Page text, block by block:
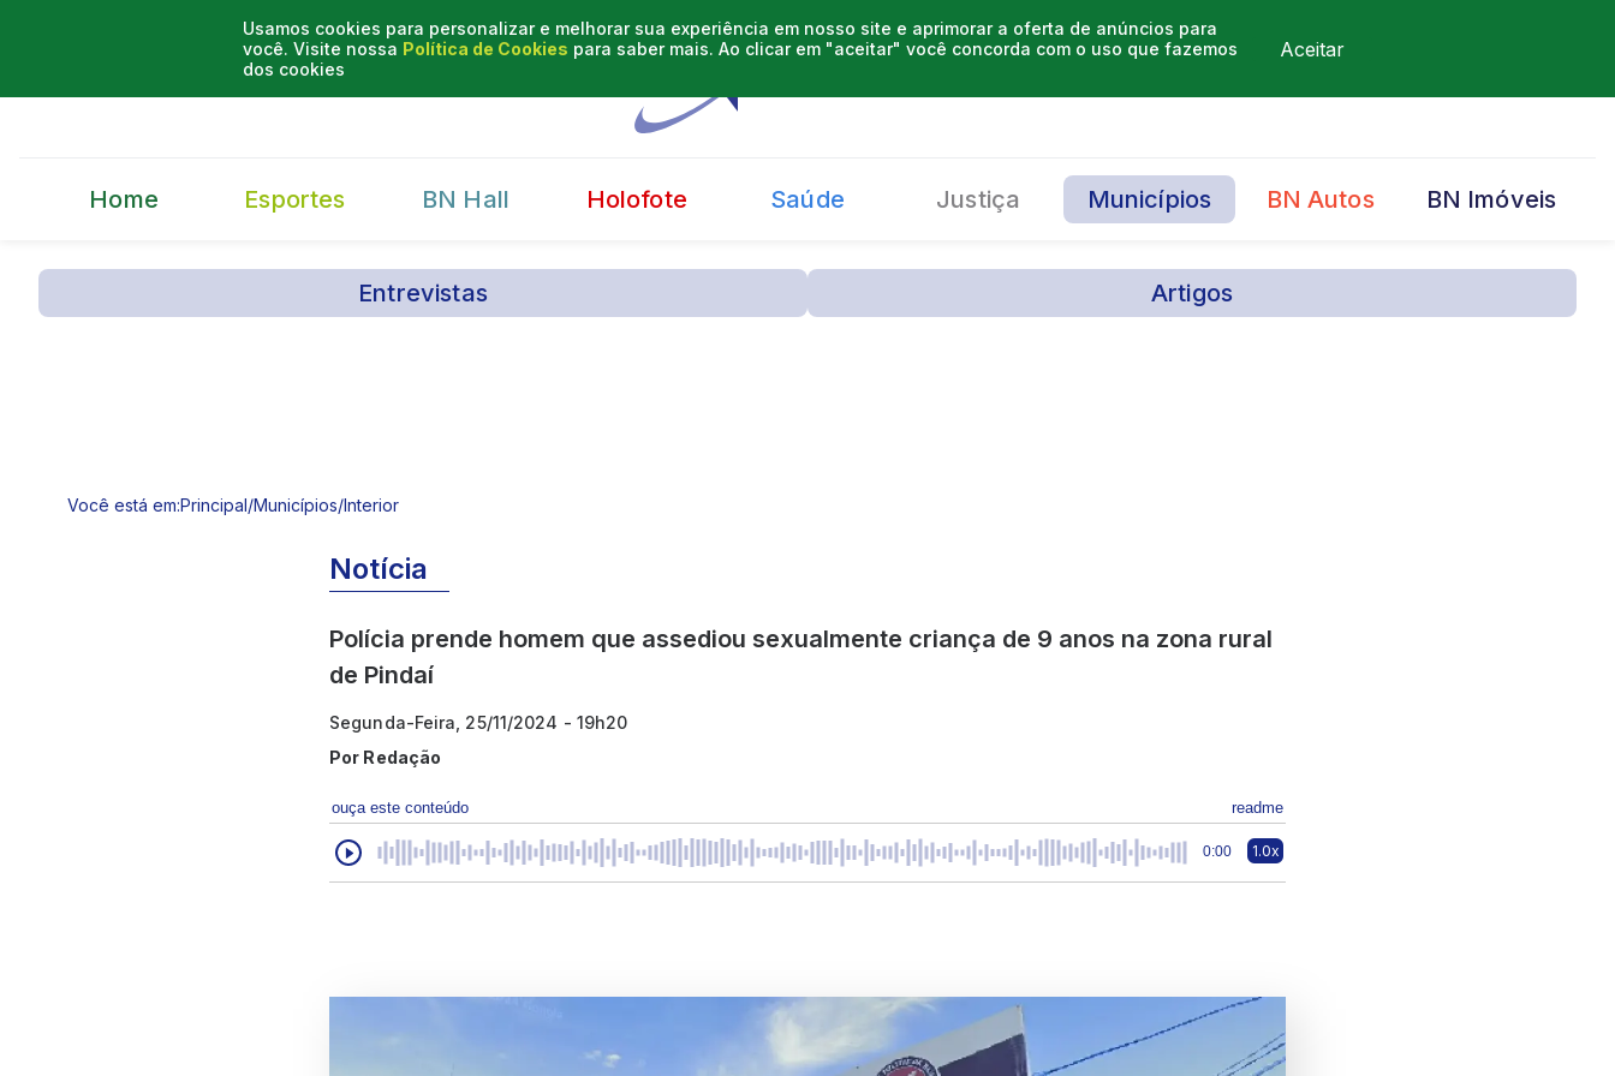
Usamos cookies para personalizar e melhorar sua experiência em nosso site e aprimorar a oferta de anúncios para
você. Visite nossa Política de Cookies para saber mais. Ao clicar em "aceitar" você concorda com o uso que fazemos
dos cookies
Aceitar
Home Esportes BN Hall Holofote Saúde Justiça Municípios BN Autos BN Imóveis
Entrevistas Artigos
Você está em:Principal/Municípios/Interior
Notícia
Polícia prende homem que assediou sexualmente criança de 9 anos na zona rural
de Pindaí
Segunda-Feira, 25/11/2024 - 19h20
Por Redação
ouça este conteúdo readme
0:00 1.0x